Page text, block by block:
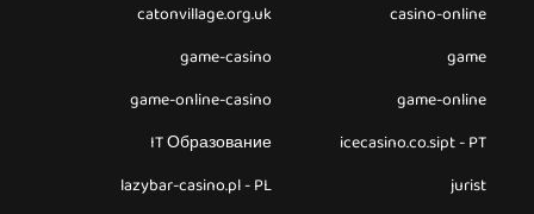
casino-online
catonvillage.org.uk
game
game-casino
game-online
game-online-casino
icecasino.co.sipt - PT
IT Образование
jurist
lazybar-casino.pl - PL